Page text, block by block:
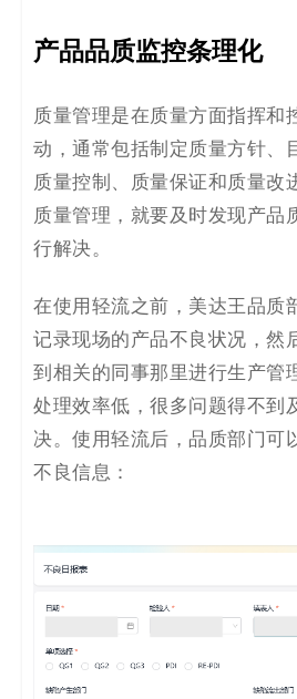
产品品质监控条理化
质量管理是在质量方面指挥和
动，通常包括制定质量方针、
质量控制、质量保证和质量改
质量管理，就要及时发现产品
行解决。
在使用轻流之前，美达王品质
记录现场的产品不良状况，然
到相关的同事那里进行生产管
处理效率低，很多问题得不到
决。使用轻流后，品质部门可
不良信息：